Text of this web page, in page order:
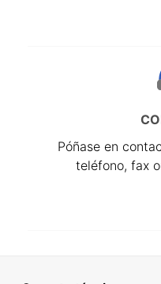
Póñase en
teléfono, fax